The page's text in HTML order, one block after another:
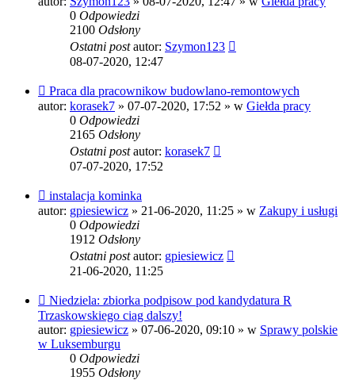
0 Odpowiedzi
2100 Odsłony
Ostatni postautor: Szymon123
08-07-2020, 12:47
Nowy
post
Praca dla pracownikow budowlano-remontowych
autor: korasek7 » 07-07-2020, 17:52 » w Giełda pracy
0 Odpowiedzi
2165 Odsłony
Ostatni postautor: korasek7
07-07-2020, 17:52
Nowy
post
instalacja kominka
autor: gpiesiewicz » 21-06-2020, 11:25 » w Zakupy i usługi
0 Odpowiedzi
1912 Odsłony
Ostatni postautor: gpiesiewicz
21-06-2020, 11:25
Nowy
post
Niedziela: zbiorka podpisow pod kandydatura R
Trzaskowskiego ciag dalszy!
autor: gpiesiewicz » 07-06-2020, 09:10 » w Sprawy polskie
w Luksemburgu
0 Odpowiedzi
1955 Odsłony